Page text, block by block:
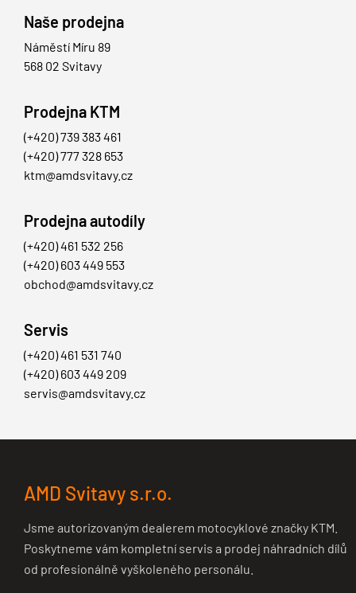
Naše prodejna
Náměstí Míru 89
568 02 Svitavy
Prodejna KTM
(+420) 739 383 461
(+420) 777 328 653
ktm@amdsvitavy.cz
Prodejna autodíly
(+420) 461 532 256
(+420) 603 449 553
obchod@amdsvitavy.cz
Servis
(+420) 461 531 740
(+420) 603 449 209
servis@amdsvitavy.cz
AMD Svitavy s.r.o.
Jsme autorizovaným dealerem motocyklové značky KTM.
Poskytneme vám kompletní servis a prodej náhradních dílů
od profesionálně vyškoleného personálu.